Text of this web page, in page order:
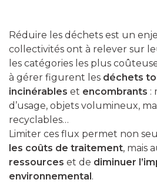
Réduire les déchets est un
collectivités ont à relever sur
les catégories les plus
à gérer figurent les déchets
incinérables et encombrants :
d’usage, objets volumineux,
recyclables…
Limiter ces flux permet non
les coûts de traitement, mais
ressources et de diminuer
environnemental.